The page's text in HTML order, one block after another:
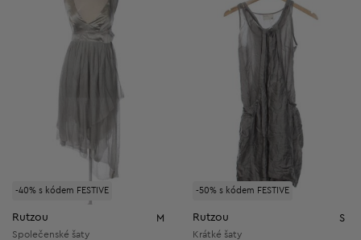
-40% s kódem FESTIVE
Rutzou M
Společenské šaty
-50% s kódem FESTIVE
Rutzou S
Krátké šaty